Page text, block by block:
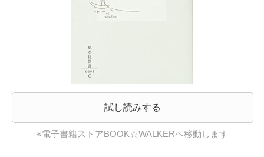
試し読みする
※電子書籍ストアBOOK☆WALKERへ移動します